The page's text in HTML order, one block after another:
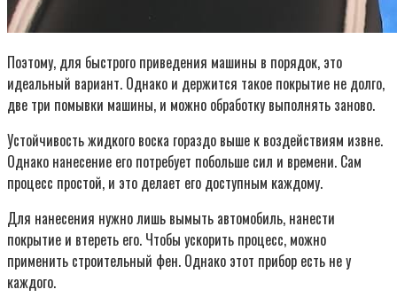
Поэтому, для быстрого приведения машины в порядок, это
идеальный вариант. Однако и держится такое покрытие не долго,
две три помывки машины, и можно обработку выполнять заново.
Устойчивость жидкого воска гораздо выше к воздействиям извне.
Однако нанесение его потребует побольше сил и времени. Сам
процесс простой, и это делает его доступным каждому.
Для нанесения нужно лишь вымыть автомобиль, нанести
покрытие и втереть его. Чтобы ускорить процесс, можно
применить строительный фен. Однако этот прибор есть не у
каждого.